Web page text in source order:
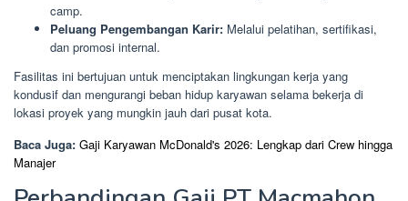
camp.
Peluang Pengembangan Karir: Melalui pelatihan, sertifikasi,
dan promosi internal.
Fasilitas ini bertujuan untuk menciptakan lingkungan kerja yang
kondusif dan mengurangi beban hidup karyawan selama bekerja di
lokasi proyek yang mungkin jauh dari pusat kota.
Baca Juga: Gaji Karyawan McDonald's 2026: Lengkap dari Crew hingga
Manajer